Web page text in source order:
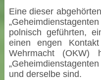
Eine dieser
polnisch geführten,
einen engen
Wehrmacht
und derselbe sind.